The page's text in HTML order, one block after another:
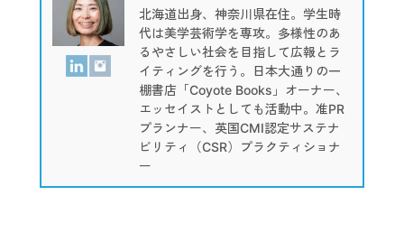
北海道出身、神奈川県在住。学生時
代は美学芸術学を専攻。多様性のあ
るやさしい社会を目指して広報とラ
イティングを行う。日本大通りの一
棚書店「Coyote Books」オーナー、
エッセイストとしても活動中。准PR
プランナー、英国CMI認定サステナ
ビリティ（CSR）プラクティショナ
ー